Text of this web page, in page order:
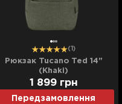
(1)
Рюкзак Tucano Ted 14"
(Khaki)
Передзамовлення
1 899 грн